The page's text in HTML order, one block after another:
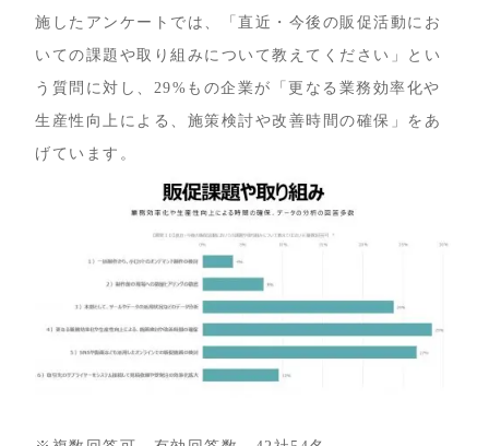
施したアンケートでは、「直近・今後の販促活動にお
いての課題や取り組みについて教えてください」とい
う質問に対し、29%もの企業が「更なる業務効率化や
生産性向上による、施策検討や改善時間の確保」をあ
げています。